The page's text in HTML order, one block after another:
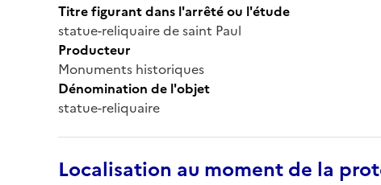
Titre figurant dans l'arrêté ou l'étude
statue-reliquaire de saint Paul
Producteur
Monuments historiques
Dénomination de l'objet
statue-reliquaire
Localisation au moment de la